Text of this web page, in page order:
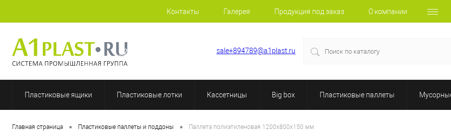
Контакты Галерея Продукция под заказ О компании
+7 (812) 507-69-52 sale+894789@a1plast.ru
Пластиковые ящики Пластиковые лотки Кассетницы Big box Пластиковые паллеты
Главная страница • Пластиковые паллеты и поддоны • Паллета полиэтиленовая 1200х800х150 мм